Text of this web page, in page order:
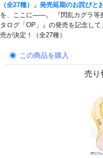
（全27種）」発売延期のお詫びと
を、ここに――。 『閃乱カグラ等
タログ「OP」』の発売を記念し
売が決定！（全27種）
この商品を購入
売り